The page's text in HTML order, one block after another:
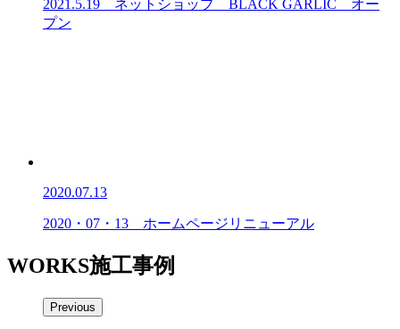
2021.5.19 ネットショップ BLACK GARLIC オー
プン
2020.07.13
2020・07・13 ホームページリニューアル
WORKS施工事例
Previous